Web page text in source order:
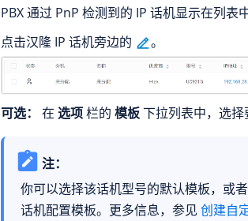
PBX 通过 PnP 检测到的 IP 话机显示在列表
点击汉隆 IP 话机旁边的
。
可选： 在 选项栏的 模板下拉列表中，选
注：
你可以选择该话机型号的默认模板，或
话机配置模板。更多信息，参见 创建自